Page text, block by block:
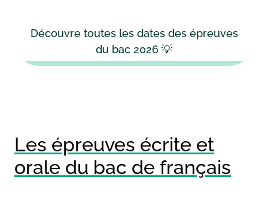
Découvre toutes les dates des épreuves
du bac 2026 💡
Les épreuves écrite et
orale du bac de français